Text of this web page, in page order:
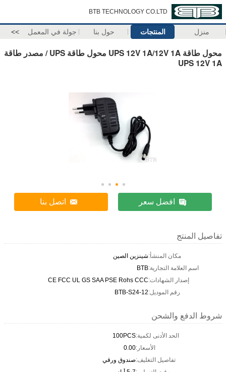
BTB TECHNOLOGY CO.LTD
منزل المنتجات حول بنا جولة في المعمل >>
محول طاقة UPS 12V 1A/12V 1A محول طاقة UPS / مصدر طاقة
UPS 12V 1A
افضل سعر اتصل بنا
تفاصيل المنتج
مكان المنشأ:شينزين الصين
اسم العلامة التجارية:BTB
إصدار الشهادات:CE FCC UL GS SAA PSE Rohs CCC
رقم الموديل:BTB-S24-12
شروط الدفع والشحن
الحد الأدنى لكمية:100PCS
الأسعار:0.00
تفاصيل التغليف:صندوق ورقي